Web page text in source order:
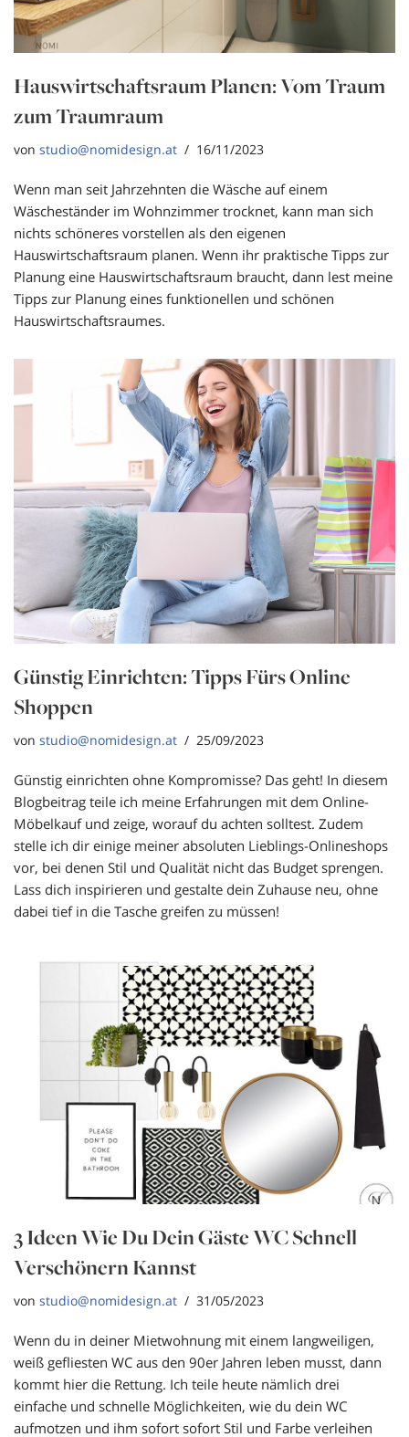
Hauswirtschaftsraum Planen: Vom Traum
zum Traumraum
von studio@nomidesign.at 16/11/2023
Wenn man seit Jahrzehnten die Wäsche auf einem
Wäscheständer im Wohnzimmer trocknet, kann man sich
nichts schöneres vorstellen als den eigenen
Hauswirtschaftsraum planen. Wenn ihr praktische Tipps zur
Planung eine Hauswirtschaftsraum braucht, dann lest meine
Tipps zur Planung eines funktionellen und schönen
Hauswirtschaftsraumes.
Günstig Einrichten: Tipps Fürs Online
Shoppen
von studio@nomidesign.at 25/09/2023
Günstig einrichten ohne Kompromisse? Das geht! In diesem
Blogbeitrag teile ich meine Erfahrungen mit dem Online-
Möbelkauf und zeige, worauf du achten solltest. Zudem
stelle ich dir einige meiner absoluten Lieblings-Onlineshops
vor, bei denen Stil und Qualität nicht das Budget sprengen.
Lass dich inspirieren und gestalte dein Zuhause neu, ohne
dabei tief in die Tasche greifen zu müssen!
3 Ideen Wie Du Dein Gäste WC Schnell
Verschönern Kannst
von studio@nomidesign.at 31/05/2023
Wenn du in deiner Mietwohnung mit einem langweiligen,
weiß gefliesten WC aus den 90er Jahren leben musst, dann
kommt hier die Rettung. Ich teile heute nämlich drei
einfache und schnelle Möglichkeiten, wie du dein WC
aufmotzen und ihm sofort sofort Stil und Farbe verleihen